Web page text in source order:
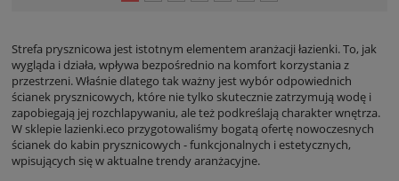
Strefa prysznicowa jest istotnym elementem aranżacji łazienki. To, jak
wygląda i działa, wpływa bezpośrednio na komfort korzystania z
przestrzeni. Właśnie dlatego tak ważny jest wybór odpowiednich
ścianek prysznicowych, które nie tylko skutecznie zatrzymują wodę i
zapobiegają jej rozchlapywaniu, ale też podkreślają charakter wnętrza.
W sklepie lazienki.eco przygotowaliśmy bogatą ofertę nowoczesnych
ścianek do kabin prysznicowych - funkcjonalnych i estetycznych,
wpisujących się w aktualne trendy aranżacyjne.